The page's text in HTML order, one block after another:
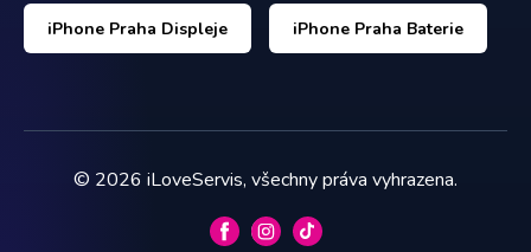
iPhone Praha Displeje iPhone Praha Baterie
© 2026 iLoveServis, všechny práva vyhrazena.